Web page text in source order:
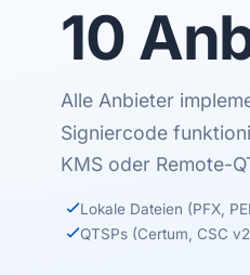
10
Alle Anbieter
Signiercode
KMS oder Remote-
Lokale Dateien (PFX,
QTSPs (Certum, CSC